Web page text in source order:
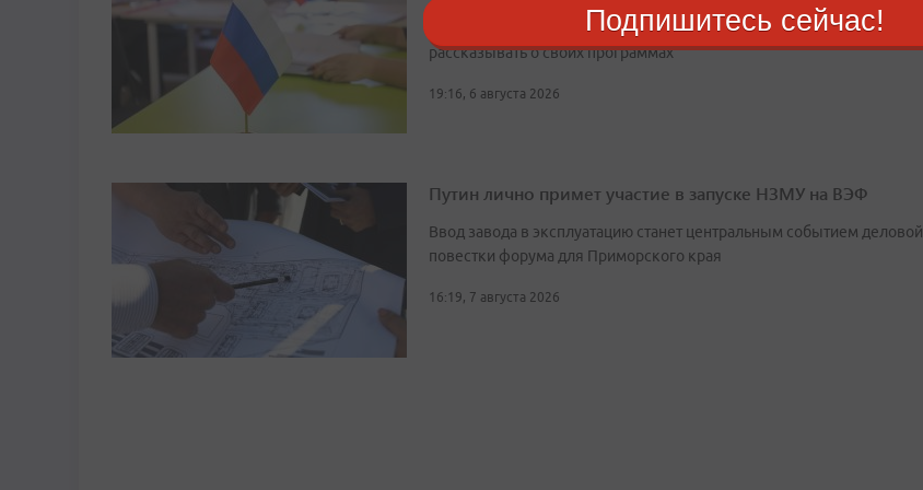
Сейчас участники кампании продолжают общаться с избирателями и
рассказывать о своих программах
19:16, 6 августа 2026
Путин лично примет участие в запуске НЗМУ на ВЭФ
Ввод завода в эксплуатацию станет центральным событием деловой
повестки форума для Приморского края
16:19, 7 августа 2026
Подпишитесь сейчас!